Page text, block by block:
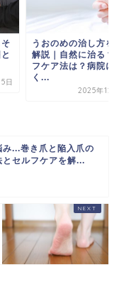
日
うおのめの治し方を
解説｜自然に治る？
フケア法は？病院に
く...
2025年12
...巻き爪と陥入爪の
セルフケアを解...